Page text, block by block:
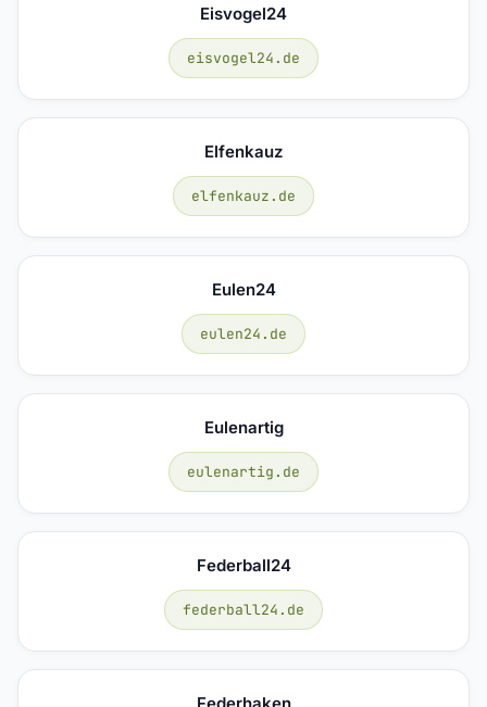
Eisvogel24
eisvogel24.de
Elfenkauz
elfenkauz.de
Eulen24
eulen24.de
Eulenartig
eulenartig.de
Federball24
federball24.de
Federhaken